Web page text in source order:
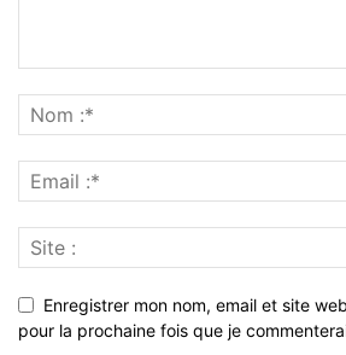
Enregistrer mon nom, email et site
pour la prochaine fois que je